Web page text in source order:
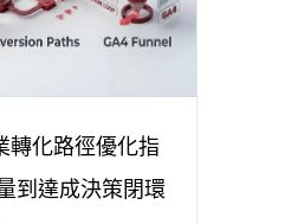
轉化路徑優化指
到達成決策閉環